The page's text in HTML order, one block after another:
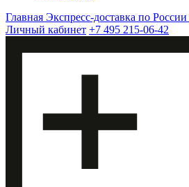
Главная Экспресс-доставка по России
Личный кабинет +7 495 215-06-42